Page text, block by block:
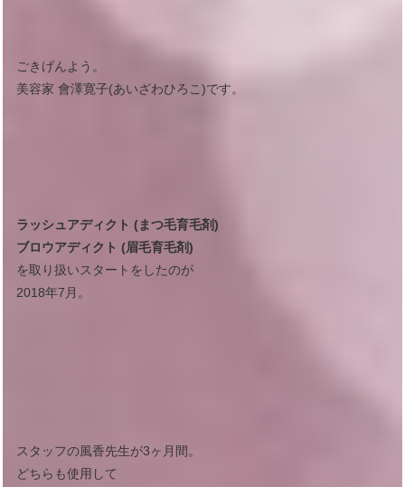
ごきげんよう。
美容家 會澤寛子(あいざわひろこ)です。
ラッシュアディクト (まつ毛育毛剤)
ブロウアディクト (眉毛育毛剤)
を取り扱いスタートをしたのが
2018年7月。
スタッフの風香先生が3ヶ月間。
どちらも使用して